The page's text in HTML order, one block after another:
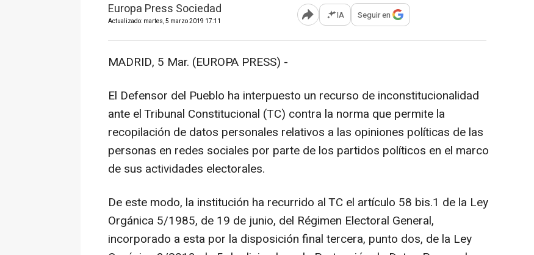
Europa Press Sociedad
Actualizado: martes, 5 marzo 2019 17:11 Abrir opciones para compartir
IA Seguir en
MADRID, 5 Mar. (EUROPA PRESS) -
El Defensor del Pueblo ha interpuesto un recurso de inconstitucionalidad
ante el Tribunal Constitucional (TC) contra la norma que permite la
recopilación de datos personales relativos a las opiniones políticas de las
personas en redes sociales por parte de los partidos políticos en el marco
de sus actividades electorales.
De este modo, la institución ha recurrido al TC el artículo 58 bis.1 de la Ley
Orgánica 5/1985, de 19 de junio, del Régimen Electoral General,
incorporado a esta por la disposición final tercera, punto dos, de la Ley